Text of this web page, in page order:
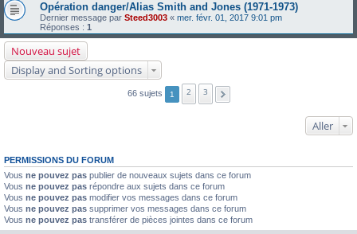
Opération danger/Alias Smith and Jones (1971-1973)
Dernier message par Steed3003 « mer. févr. 01, 2017 9:01 pm
Réponses : 1
Nouveau sujet
Display and Sorting options
66 sujets 1 2 3
Aller
PERMISSIONS DU FORUM
Vous ne pouvez pas publier de nouveaux sujets dans ce forum
Vous ne pouvez pas répondre aux sujets dans ce forum
Vous ne pouvez pas modifier vos messages dans ce forum
Vous ne pouvez pas supprimer vos messages dans ce forum
Vous ne pouvez pas transférer de pièces jointes dans ce forum